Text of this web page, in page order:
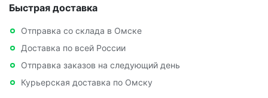
Быстрая доставка
Отправка со склада в Омске
Доставка по всей России
Отправка заказов на следующий день
Курьерская доставка по Омску